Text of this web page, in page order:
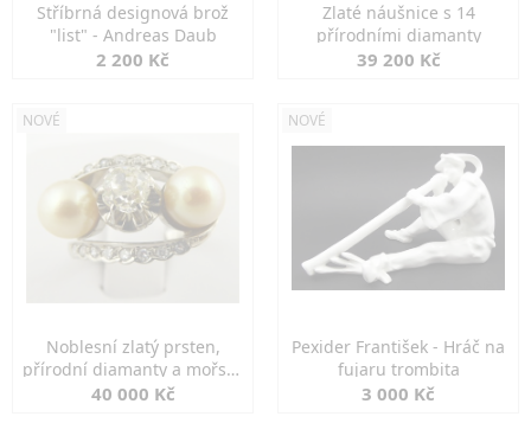
Stříbrná designová brož
"list" - Andreas Daub
2 200 Kč
Zlaté náušnice s 14
přírodními diamanty
39 200 Kč
NOVÉ
Noblesní zlatý prsten,
přírodní diamanty a mořské
perly
40 000 Kč
NOVÉ
Pexider František - Hráč na
fujaru trombita
3 000 Kč